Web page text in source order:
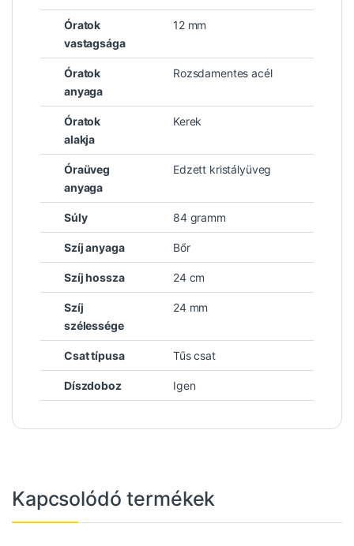
Óratok
vastagsága
12 mm
Óratok
anyaga
Rozsdamentes acél
Óratok
alakja
Kerek
Óraüveg
anyaga
Edzett kristályüveg
Súly 84 gramm
Szíj anyaga Bőr
Szíj hossza 24 cm
Szíj
szélessége
24 mm
Csat típusa Tűs csat
Díszdoboz Igen
Kapcsolódó termékek